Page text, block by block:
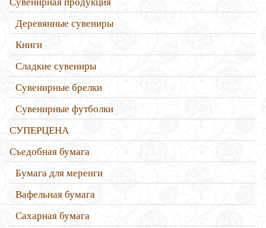
Деревянные сувениры
Книги
Сладкие сувениры
Сувенирные брелки
Сувенирные футболки
СУПЕРЦЕНА
Съедобная бумага
Бумага для меренги
Вафельная бумага
Сахарная бумага